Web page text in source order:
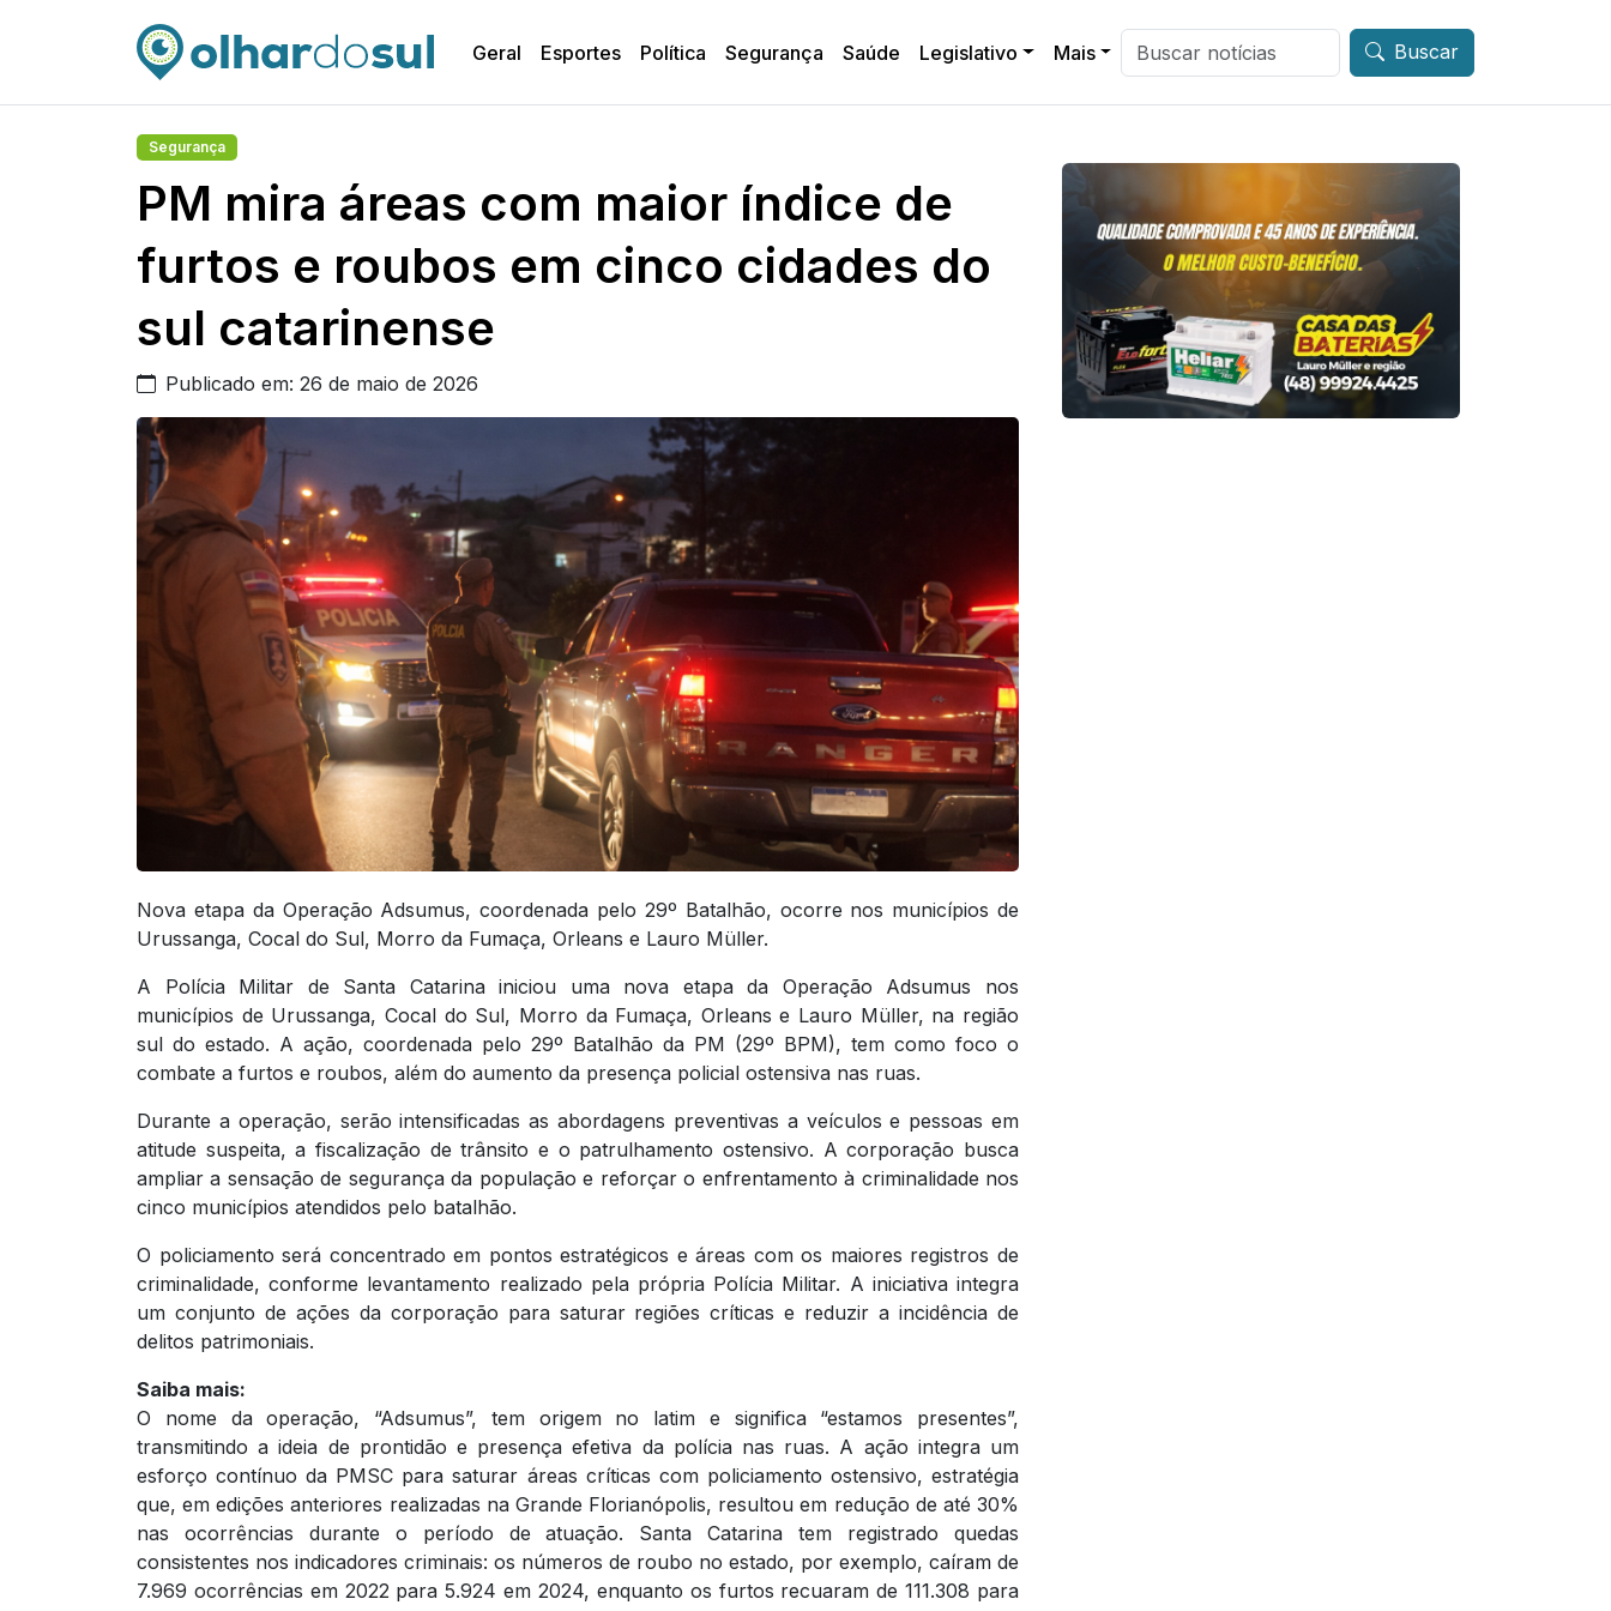
Geral Esportes Política Segurança Saúde Legislativo Mais Buscar
Segurança
PM mira áreas com maior índice de
furtos e roubos em cinco cidades do
sul catarinense
Publicado em: 26 de maio de 2026
Nova etapa da Operação Adsumus, coordenada pelo 29º Batalhão, ocorre nos municípios de
Urussanga, Cocal do Sul, Morro da Fumaça, Orleans e Lauro Müller.
A Polícia Militar de Santa Catarina iniciou uma nova etapa da Operação Adsumus nos
municípios de Urussanga, Cocal do Sul, Morro da Fumaça, Orleans e Lauro Müller, na região
sul do estado. A ação, coordenada pelo 29º Batalhão da PM (29º BPM), tem como foco o
combate a furtos e roubos, além do aumento da presença policial ostensiva nas ruas.
Durante a operação, serão intensificadas as abordagens preventivas a veículos e pessoas em
atitude suspeita, a fiscalização de trânsito e o patrulhamento ostensivo. A corporação busca
ampliar a sensação de segurança da população e reforçar o enfrentamento à criminalidade nos
cinco municípios atendidos pelo batalhão.
O policiamento será concentrado em pontos estratégicos e áreas com os maiores registros de
criminalidade, conforme levantamento realizado pela própria Polícia Militar. A iniciativa integra
um conjunto de ações da corporação para saturar regiões críticas e reduzir a incidência de
delitos patrimoniais.
Saiba mais:
O nome da operação, “Adsumus”, tem origem no latim e significa “estamos presentes”,
transmitindo a ideia de prontidão e presença efetiva da polícia nas ruas. A ação integra um
esforço contínuo da PMSC para saturar áreas críticas com policiamento ostensivo, estratégia
que, em edições anteriores realizadas na Grande Florianópolis, resultou em redução de até 30%
nas ocorrências durante o período de atuação. Santa Catarina tem registrado quedas
consistentes nos indicadores criminais: os números de roubo no estado, por exemplo, caíram de
7.969 ocorrências em 2022 para 5.924 em 2024, enquanto os furtos recuaram de 111.308 para